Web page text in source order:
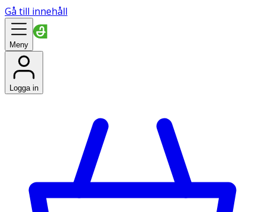
Gå till innehåll
Meny
Logga in